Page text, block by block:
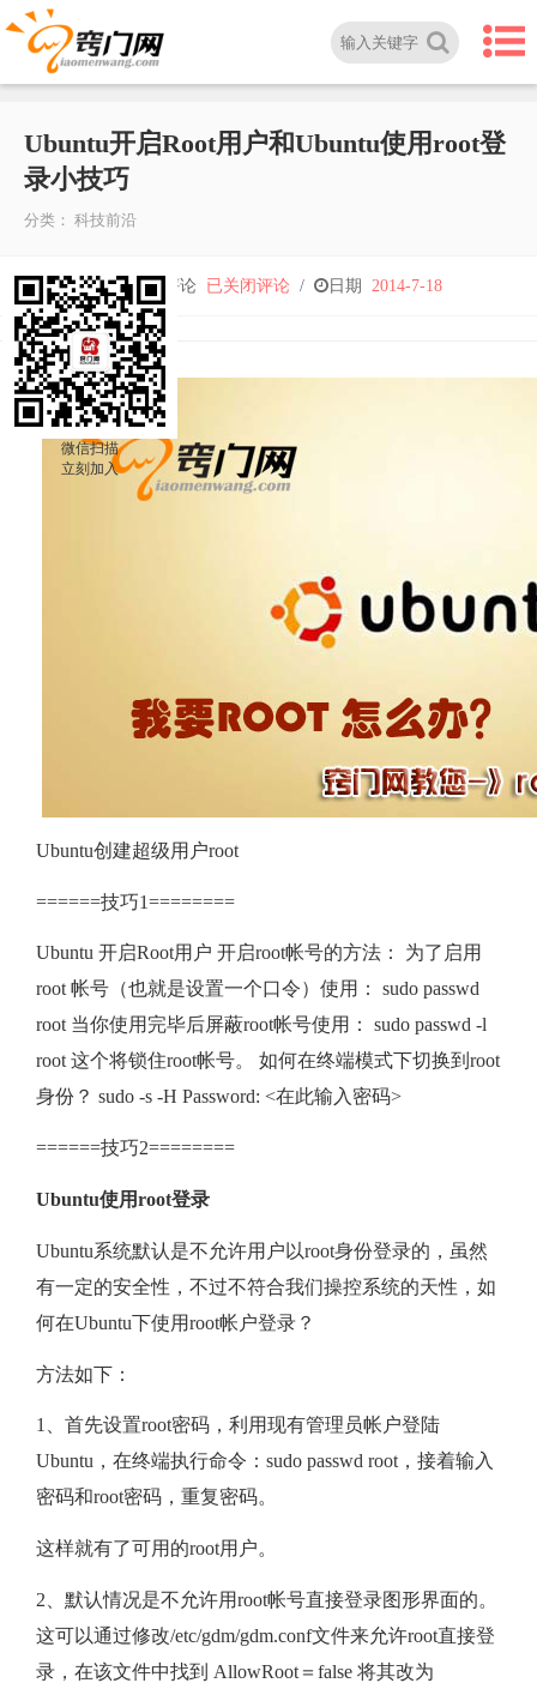
U​b​u​n​t​u​开​启​R​o​o​t​用​户和Ubuntu使用root登
录小技巧
分类： 科技前沿
人气2,144/ 评论 U​
n​
启​
t​
户
使
登
录
小
技
巧
已关闭评论 / 日期 2014-7-18
Ubuntu创建超级用户root
======技巧1========
Ubuntu 开启Root用户 开启root帐号的方法： 为了启用
root 帐号（也就是设置一个口令）使用： sudo passwd
root 当你使用完毕后屏蔽root帐号使用： sudo passwd -l
root 这个将锁住root帐号。 如何在终端模式下切换到root
身份？ sudo -s -H Password: <在此输入密码>
======技巧2========
Ubuntu使用root登录
Ubuntu系统默认是不允许用户以root身份登录的，虽然
有一定的安全性，不过不符合我们操控系统的天性，如
何在Ubuntu下使用root帐户登录？
方法如下：
1、首先设置root密码，利用现有管理员帐户登陆
Ubuntu，在终端执行命令：sudo passwd root，接着输入
密码和root密码，重复密码。
这样就有了可用的root用户。
2、默认情况是不允许用root帐号直接登录图形界面的。
这可以通过修改/etc/gdm/gdm.conf文件来允许root直接登
录，在该文件中找到 AllowRoot＝false 将其改为
微信扫描
立刻加入